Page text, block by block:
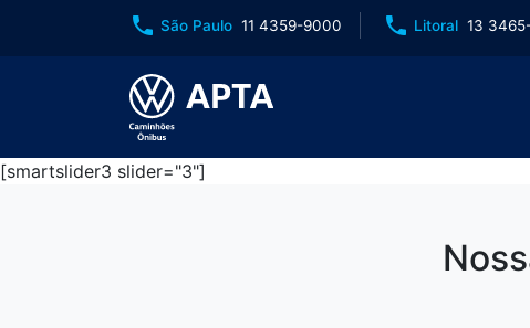
phone São Paulo 11 4359-9000 phone Litoral 13
[smartslider3 slider="3"]